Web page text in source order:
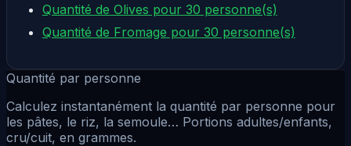
Quantité de Olives pour 30 personne(s)
Quantité de Fromage pour 30 personne(s)
Quantité par personne
Calculez instantanément la quantité par personne pour
les pâtes, le riz, la semoule… Portions adultes/enfants,
cru/cuit, en grammes.